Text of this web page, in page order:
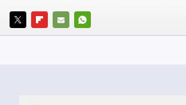
TWITTERFLIPBOARD
E- WHATSAPP